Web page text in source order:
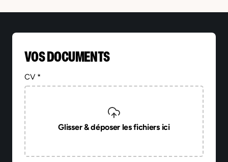
VOS DOCUMENTS
CV *
Glisser & déposer les fichiers ici